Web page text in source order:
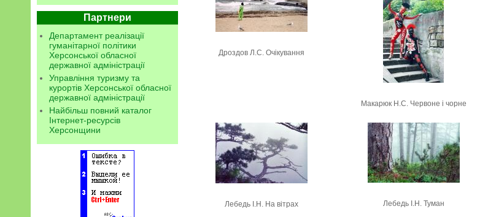
Партнери
Департамент реалізації
гуманітарної політики
Херсонської обласної
державної адміністрації
Управління туризму та
курортів Херсонської обласної
державної адміністрації
Найбільш повний каталог
Інтернет-ресурсів
Херсонщини
Дроздов Л.С. Очікування
Макарюк Н.С. Червоне і чорне
Лебедь I.Н. На вітрах Лебедь I.Н. Туман